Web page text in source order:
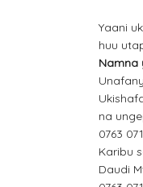
Yaani
huu
Namna
na
0763
Karibu
Daudi